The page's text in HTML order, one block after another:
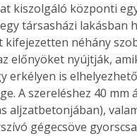
kiszolgáló központi
társasházi lakásban
kifejezetten néhány
előnyöket nyújtják,
erkélyen is
A szereléshez 40
aljzatbetonjában),
gégecsöve